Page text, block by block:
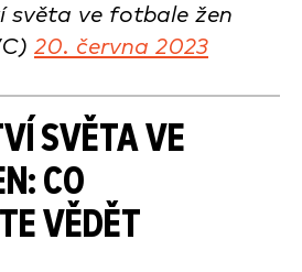
světa ve fotbale žen
20. června 2023
SVĚTA VE
CO
VĚDĚT